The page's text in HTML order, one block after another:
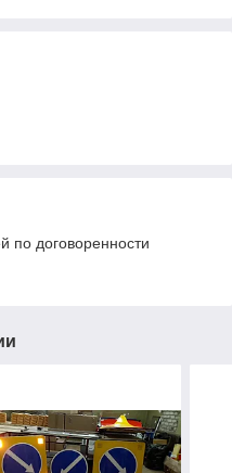
по договоренности